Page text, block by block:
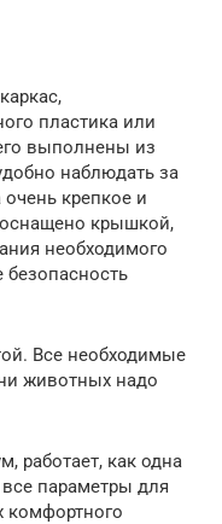
пластика или
выполнены из
наблюдать за
очень крепкое и
оснащено крышкой,
необходимого
Все необходимые
животных надо
работает, как одна
параметры для
комфортного